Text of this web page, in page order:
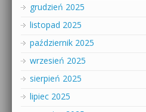
grudzień 2025
listopad 2025
październik 2025
wrzesień 2025
sierpień 2025
lipiec 2025